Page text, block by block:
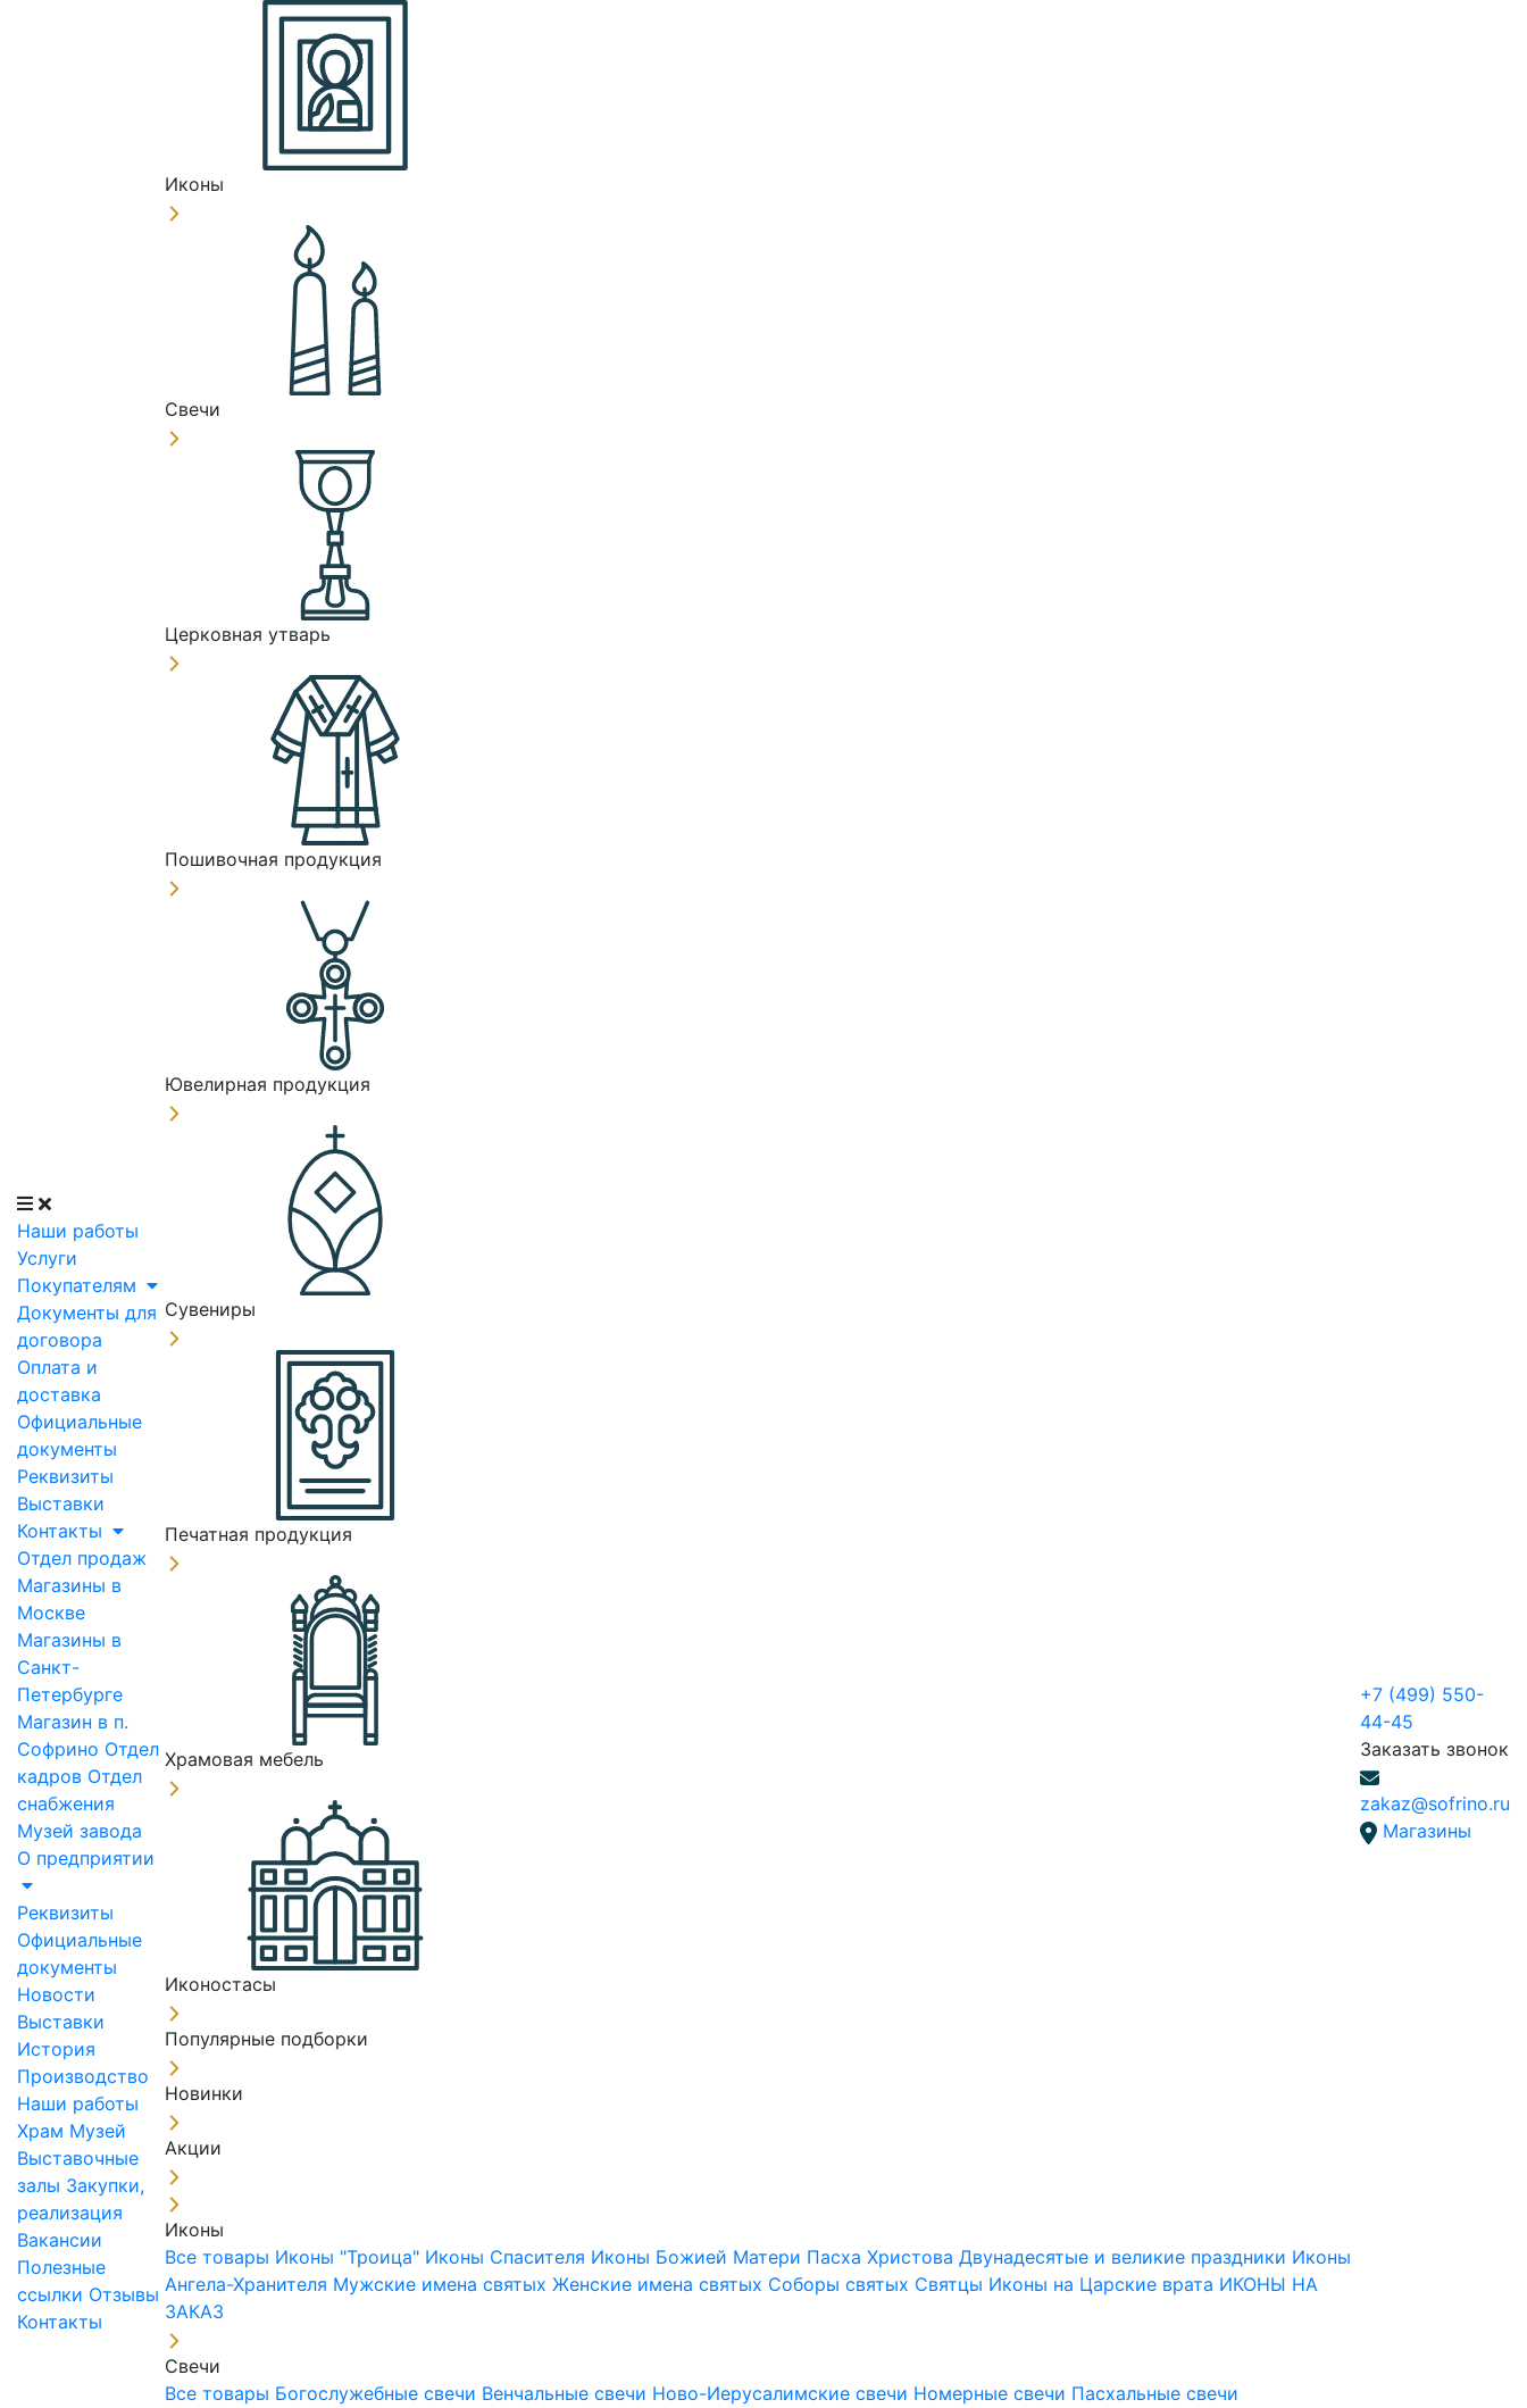
Наши работы
Услуги
Покупателям
Документы для
договора
Оплата и
доставка
Официальные
документы
Реквизиты
Выставки
Контакты
Отдел продаж
Магазины в
Москве
Магазины в
Санкт-
Петербурге
Магазин в п.
Софрино Отдел
кадров Отдел
снабжения
Музей завода
О предприятии
Реквизиты
Официальные
документы
Новости
Выставки
История
Производство
Наши работы
Храм Музей
Выставочные
залы Закупки,
реализация
Вакансии
Полезные
ссылки Отзывы
Контакты
Иконы
Свечи
Церковная утварь
Пошивочная продукция
Ювелирная продукция
Сувениры
Печатная продукция
Храмовая мебель
Иконостасы
Популярные подборки
Новинки
Акции
Иконы
Все товары Иконы "Троица" Иконы Спасителя Иконы Божией Матери Пасха ХристоваДвунадесятые и великие праздники Иконы
Ангела-Хранителя Мужские имена святыхЖенские имена святых Соборы святых Святцы Иконы на Царские врата ИКОНЫ НА
ЗАКАЗ
Свечи
Все товары Богослужебные свечи Венчальные свечи Ново-Иерусалимские свечи Номерные свечи Пасхальные свечи
+7 (499) 550-
44-45
Заказать звонок
zakaz@sofrino.ru
Магазины